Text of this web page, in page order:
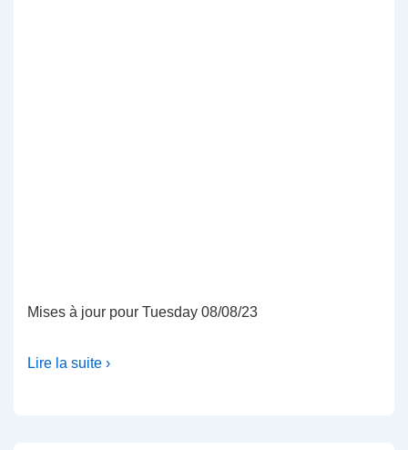
Mises à jour pour Tuesday 08/08/23
Lire la suite ›